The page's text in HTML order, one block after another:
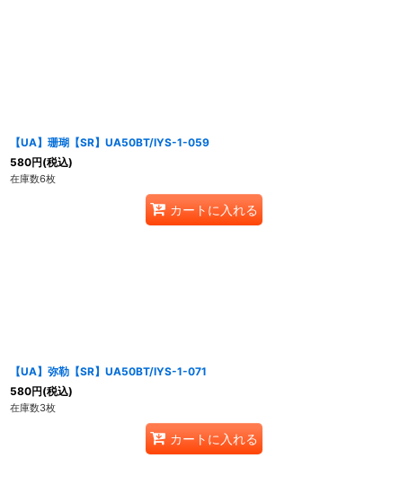
【UA】珊瑚【SR】UA50BT/IYS-1-059
580円(税込)
在庫数6枚
カートに入れる
【UA】弥勒【SR】UA50BT/IYS-1-071
580円(税込)
在庫数3枚
カートに入れる